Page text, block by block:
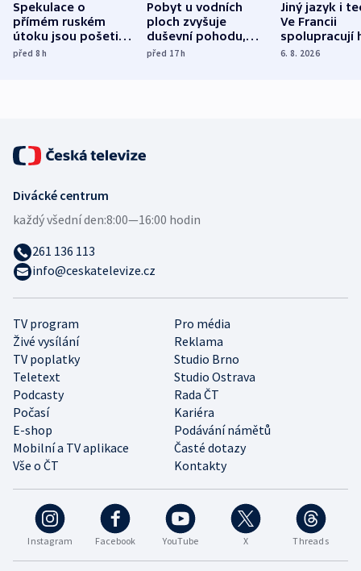
Spekulace o
přímém ruském
útoku jsou pošetilé,
míní estonský
před 8h
Pobyt u vodních
ploch zvyšuje
duševní pohodu,
ukázala
před 17h
Jiný jazyk i
Ve Francii
spolupracují
různých zemí
6. 8. 2026
Instagram Facebook YouTube X Threads
TV program
Pro média
Živé vysílání
Reklama
TV poplatky
Studio Brno
Teletext
Studio Ostrava
Podcasty
Rada ČT
Počasí
Kariéra
E-shop
Podávání námětů
Mobilní a TV aplikace
Časté dotazy
Vše o ČT
Kontakty
Divácké centrum
každý všední den:8:00—16:00 hodin
261 136 113
info@ceskatelevize.cz